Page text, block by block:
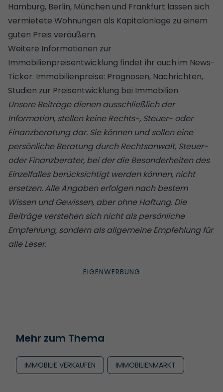
Hamburg, Berlin, München und Frankfurt lassen sich
vermietete Wohnungen als Kapitalanlage zu einem
guten Preis veräußern.
Weitere Informationen zur
Immobilienpreisentwicklung findet ihr auch im News-
Ticker: Immobilienpreise: Prognosen, Nachrichten,
Studien zur Preisent­wicklung bei Immobilien
Unsere Beiträge dienen ausschließlich der
Information, stellen keine Rechts-, Steuer- oder
Finanzberatung dar. Sie können und sollen eine
persönliche Beratung durch Rechtsanwalt, Steuer-
oder Finanzberater, bei der die Besonderheiten des
Einzelfalles berücksichtigt werden können, nicht
ersetzen. Alle Angaben erfolgen nach bestem
Wissen und Gewissen, aber ohne Haftung. Die
Beiträge verstehen sich nicht als persönliche
Empfehlung, sondern als allgemeine Empfehlung für
alle Leser.
Mehr zum Thema
IMMOBILIE VERKAUFEN IMMOBILIENMARKT